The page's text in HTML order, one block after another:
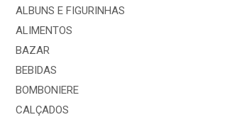
ALBUNS E FIGURINHAS
ALIMENTOS
BAZAR
BEBIDAS
BOMBONIERE
CALÇADOS